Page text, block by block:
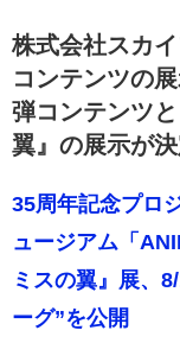
株式会社スカ
コンテンツの
弾コンテンツ
翼』の展示が決
35周年記念プロ
ュージアム「
ミスの翼』展、
ーグ”を公開